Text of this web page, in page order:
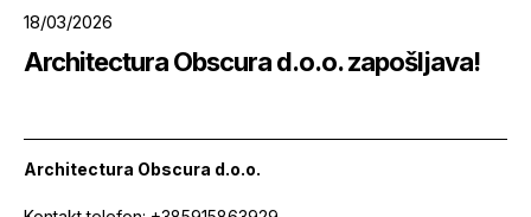
18/03/2026
Architectura Obscura d.o.o. zapošljava!
Architectura Obscura d.o.o.